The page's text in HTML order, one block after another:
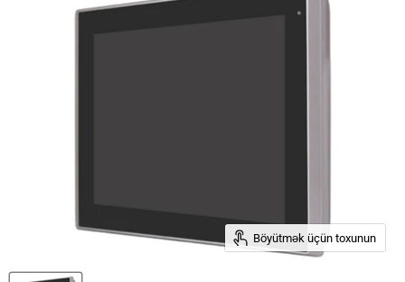
Böyütmək üçün toxunun